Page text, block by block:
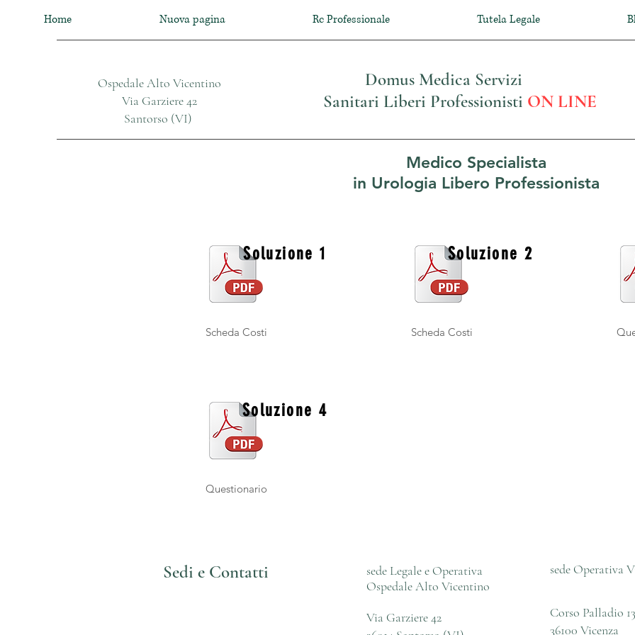
Home Nuova pagina Rc Professionale Tutela Legale
Ospedale Alto Vicentino
Via Garziere 42
Santorso (VI)
Domus Medica Servizi
Sanitari Liberi Professionisti ON LINE
Medico Specialista
in Urologia Libero Professionista
Soluzione 1
Scheda Costi
Soluzione 4
Questionario
Soluzione 2
Scheda Costi
Sedi e Contatti
sede Legale e Operativa
Ospedale Alto Vicentino
sede Operativa
Via Garziere 42
Corso Palladio 13
36100 Vicenza